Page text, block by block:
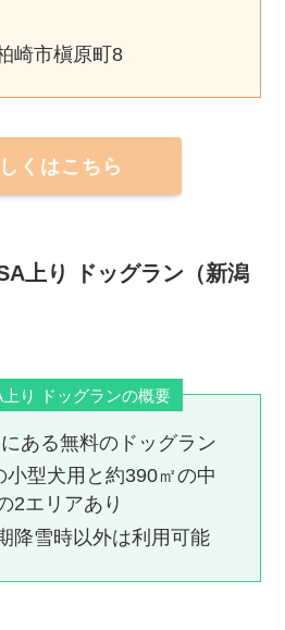
崎市槇原町8
くはこちら
上り ドッグラン（新潟
り ドッグランの概要
ある無料のドッグラン
小型犬用と約390㎡の中
2エリアあり
降雪時以外は利用可能